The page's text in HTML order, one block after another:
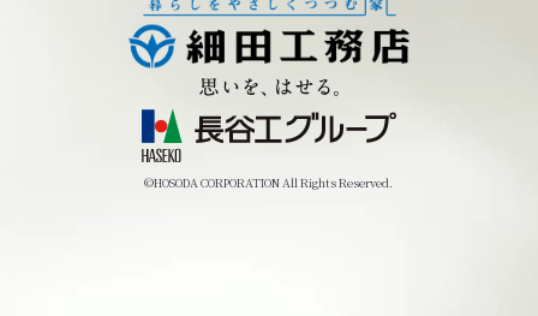
©HOSODA CORPORATION All Rights Reserved.